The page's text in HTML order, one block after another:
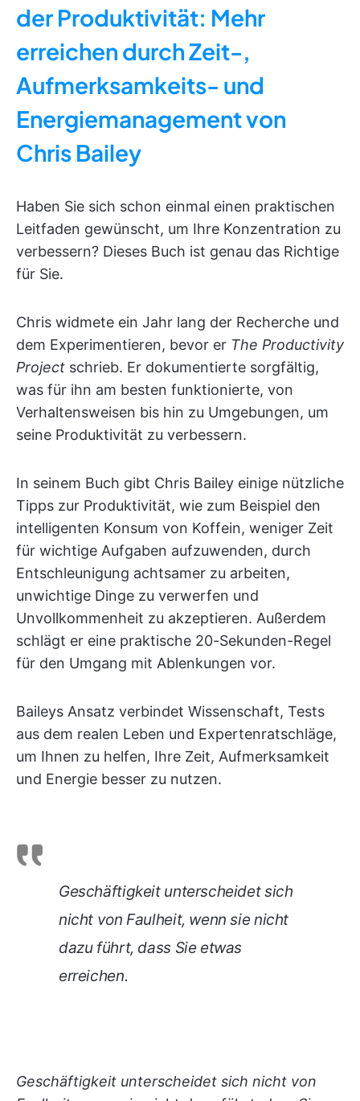
der Produktivität: Mehr
erreichen durch Zeit-,
Aufmerksamkeits- und
Energiemanagement von
Chris Bailey
Haben Sie sich schon einmal einen praktischen
Leitfaden gewünscht, um Ihre Konzentration zu
verbessern? Dieses Buch ist genau das Richtige
für Sie.
Chris widmete ein Jahr lang der Recherche und
dem Experimentieren, bevor er The Productivity
Project schrieb. Er dokumentierte sorgfältig,
was für ihn am besten funktionierte, von
Verhaltensweisen bis hin zu Umgebungen, um
seine Produktivität zu verbessern.
In seinem Buch gibt Chris Bailey einige nützliche
Tipps zur Produktivität, wie zum Beispiel den
intelligenten Konsum von Koffein, weniger Zeit
für wichtige Aufgaben aufzuwenden, durch
Entschleunigung achtsamer zu arbeiten,
unwichtige Dinge zu verwerfen und
Unvollkommenheit zu akzeptieren. Außerdem
schlägt er eine praktische 20-Sekunden-Regel
für den Umgang mit Ablenkungen vor.
Baileys Ansatz verbindet Wissenschaft, Tests
aus dem realen Leben und Expertenratschläge,
um Ihnen zu helfen, Ihre Zeit, Aufmerksamkeit
und Energie besser zu nutzen.
Geschäftigkeit unterscheidet sich
nicht von Faulheit, wenn sie nicht
dazu führt, dass Sie etwas
erreichen.
Geschäftigkeit unterscheidet sich nicht von